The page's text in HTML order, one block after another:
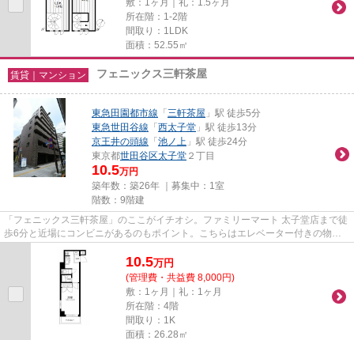
所在階：1-2階
間取り：1LDK
面積：52.55㎡
賃貸｜マンション フェニックス三軒茶屋
東急田園都市線 「三軒茶屋 」駅 徒歩5分
東急世田谷線 「西太子堂 」駅 徒歩13分
京王井の頭線 「池ノ上 」駅 徒歩24分
東京都世田谷区太子堂 ２丁目
10.5万円
築年数：築26年 ｜募集中： 1室
階数：9階建
「フェニックス三軒茶屋」のここがイチオシ。ファミリーマート 太子堂店まで徒
歩6分と近場にコンビニがあるのもポイント。こちらはエレベーター付きの物件
です。造りとデザインに関し...
10.5万円
(管理費・共益費 8,000円)
敷：1ヶ月｜礼：1ヶ月
所在階：4階
間取り：1K
面積：26.28㎡